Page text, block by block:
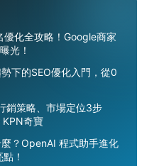
化全攻略！Google商家
光！
下的SEO優化入門，從0
銷策略、市場定位3步
奇寶
？OpenAI 程式助手進化
！